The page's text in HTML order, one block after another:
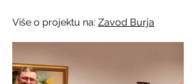
Više o projektu na: Zavod Burja